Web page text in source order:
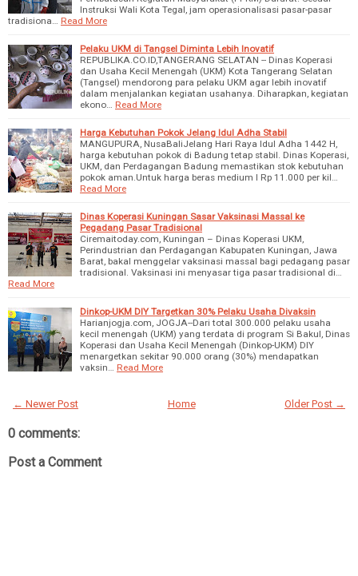
Instruksi Wali Kota Tegal, jam operasionalisasi pasar-pasar
tradisiona… Read More
Pelaku UKM di Tangsel Diminta Lebih Inovatif
REPUBLIKA.CO.ID,TANGERANG SELATAN -- Dinas Koperasi
dan Usaha Kecil Menengah (UKM) Kota Tangerang Selatan
(Tangsel) mendorong para pelaku UKM agar lebih inovatif
dalam menjalankan kegiatan usahanya. Diharapkan, kegiatan
ekono… Read More
Harga Kebutuhan Pokok Jelang Idul Adha Stabil
MANGUPURA, NusaBaliJelang Hari Raya Idul Adha 1442 H,
harga kebutuhan pokok di Badung tetap stabil. Dinas Koperasi,
UKM, dan Perdagangan Badung memastikan stok kebutuhan
pokok aman.Untuk harga beras medium I Rp 11.000 per kil…
Read More
Dinas Koperasi Kuningan Sasar Vaksinasi Massal ke
Pegadang Pasar Tradisional
Ciremaitoday.com, Kuningan – Dinas Koperasi UKM,
Perindustrian dan Perdagangan Kabupaten Kuningan, Jawa
Barat, bakal menggelar vaksinasi massal bagi pedagang pasar
tradisional. Vaksinasi ini menyasar tiga pasar tradisional di…
Read More
Dinkop-UKM DIY Targetkan 30% Pelaku Usaha Divaksin
Harianjogja.com, JOGJA--Dari total 300.000 pelaku usaha
kecil menengah (UKM) yang terdata di program Si Bakul, Dinas
Koperasi dan Usaha Kecil Menengah (Dinkop-UKM) DIY
menargetkan sekitar 90.000 orang (30%) mendapatkan
vaksin… Read More
← Newer Post Older Post →
Home
0 comments:
Post a Comment